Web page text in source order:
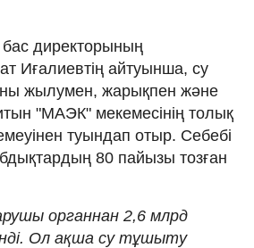
директорының
Иғалиевтің айтуынша, су
жылумен, жарықпен және
"МАЭК" мекемесінің толық
туындап отыр. Себебі
80 пайызы тозған
органнан 2,6 млрд
Ол ақша су тұшыту